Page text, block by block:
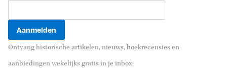
Ontvang historische artikelen, nieuws, boekrecensies en
aanbiedingen wekelijks gratis in je inbox.